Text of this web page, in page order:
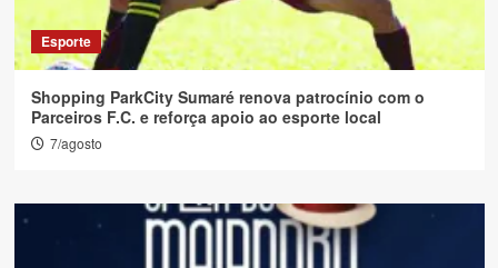
Esporte
Shopping ParkCity Sumaré renova patrocínio com o
Parceiros F.C. e reforça apoio ao esporte local
7/agosto